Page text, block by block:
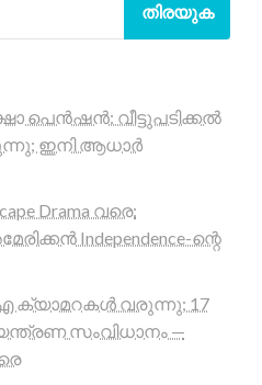
തിരയുക
പെൻഷൻ: വീട്ടുപടിക്കൽ
ഇനി ആധാർ
Drama വരെ:
Independence-ന്റെ
ക്യാമറകൾ വരുന്നു; 17
സംവിധാനം —